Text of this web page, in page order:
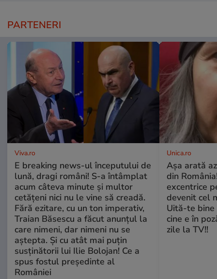
PARTENERI
Viva.ro
E breaking news-ul începutului de
lună, dragi români! S-a întâmplat
acum câteva minute și multor
cetățeni nici nu le vine să creadă.
Fără ezitare, cu un ton imperativ,
Traian Băsescu a făcut anunțul la
care nimeni, dar nimeni nu se
aștepta. Și cu atât mai puțin
susținătorii lui Ilie Bolojan! Ce a
spus fostul președinte al
României
Unica.ro
Așa arată
din
excentrice
devenit cel
Uită-te bine
cine e în
zile la TV!!